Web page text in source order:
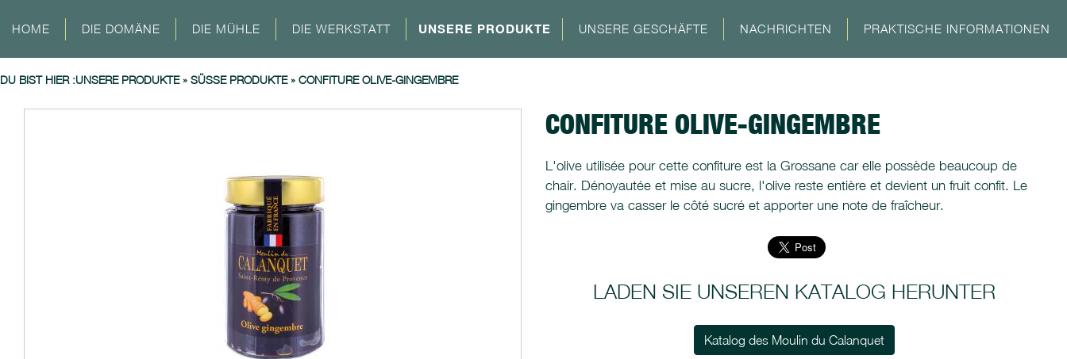
HOME DIE DOMÄNE DIE MÜHLE DIE WERKSTATT UNSERE PRODUKTE UNSERE GESCHÄFTE NACHRICHTEN PRAKTISCHE INFORMATIONEN
DU BIST HIER :UNSERE PRODUKTE» SÜSSE PRODUKTE » CONFITURE OLIVE-GINGEMBRE
CONFITURE OLIVE-GINGEMBRE
L'olive utilisée pour cette confiture est la Grossane car elle possède beaucoup de
chair. Dénoyautée et mise au sucre, l'olive reste entière et devient un fruit confit. Le
gingembre va casser le côté sucré et apporter une note de fraîcheur.
LADEN SIE UNSEREN KATALOG HERUNTER
Katalog des Moulin du Calanquet